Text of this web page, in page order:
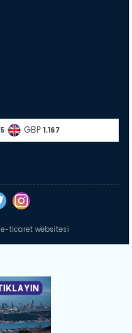
GBP 1.167
e-ticaret websitesi